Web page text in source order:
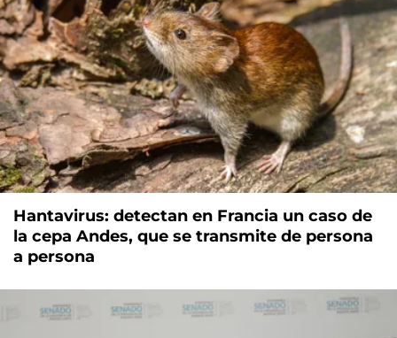
Hantavirus: detectan en Francia un caso de
la cepa Andes, que se transmite de persona
a persona